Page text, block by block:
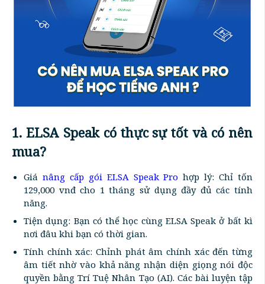
1. ELSA Speak có thực sự tốt và có nên
mua?
Giá nâng cấp gói ELSA Speak Pro hợp lý: Chỉ tốn
129,000 vnđ cho 1 tháng sử dụng đầy đủ các tính
năng.
Tiện dụng: Bạn có thể học cùng ELSA Speak ở bất kì
nơi đâu khi bạn có thời gian.
Tính chính xác: Chỉnh phát âm chính xác đến từng
âm tiết nhờ vào khả năng nhận diện giọng nói độc
quyền bằng Trí Tuệ Nhân Tạo (AI). Các bài luyện tập